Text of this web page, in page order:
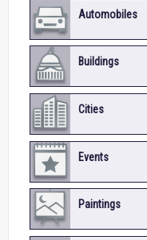
Automobiles
Buildings
Cities
Events
Paintings